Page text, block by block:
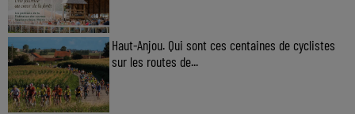
Haut-Anjou. Qui sont ces centaines de cyclistes
sur les routes de...